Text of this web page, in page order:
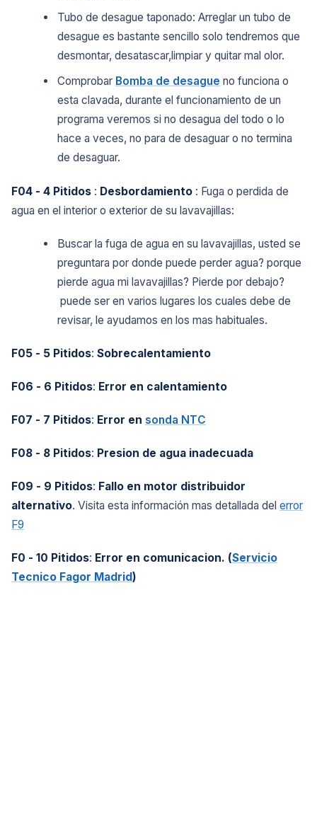
Tubo de desague taponado: Arreglar un tubo de
desague es bastante sencillo solo tendremos que
desmontar, desatascar,limpiar y quitar mal olor.
Comprobar Bomba de desague no funciona o
esta clavada, durante el funcionamiento de un
programa veremos si no desagua del todo o lo
hace a veces, no para de desaguar o no termina
de desaguar.
F04 - 4 Pitidos : Desbordamiento : Fuga o perdida de
agua en el interior o exterior de su lavavajillas:
Buscar la fuga de agua en su lavavajillas, usted se
preguntara por donde puede perder agua? porque
pierde agua mi lavavajillas? Pierde por debajo?
puede ser en varios lugares los cuales debe de
revisar, le ayudamos en los mas habituales.
F05 - 5 Pitidos: Sobrecalentamiento
F06 - 6 Pitidos: Error en calentamiento
F07 - 7 Pitidos: Error en sonda NTC
F08 - 8 Pitidos: Presion de agua inadecuada
F09 - 9 Pitidos: Fallo en motor distribuidor
alternativo. Visita esta información mas detallada del error
F9
F0 - 10 Pitidos: Error en comunicacion. (Servicio
Tecnico Fagor Madrid)